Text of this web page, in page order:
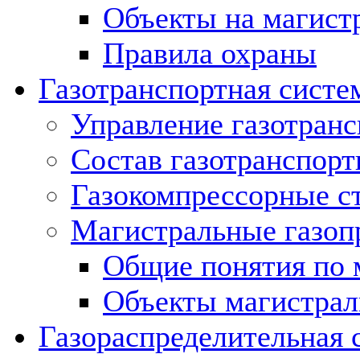
Объекты на
Правила охраны
Газотранспортная
Управление
Состав
Газокомпрессорные
Магистральные
Общие понятия по
Объекты
Газораспределительная